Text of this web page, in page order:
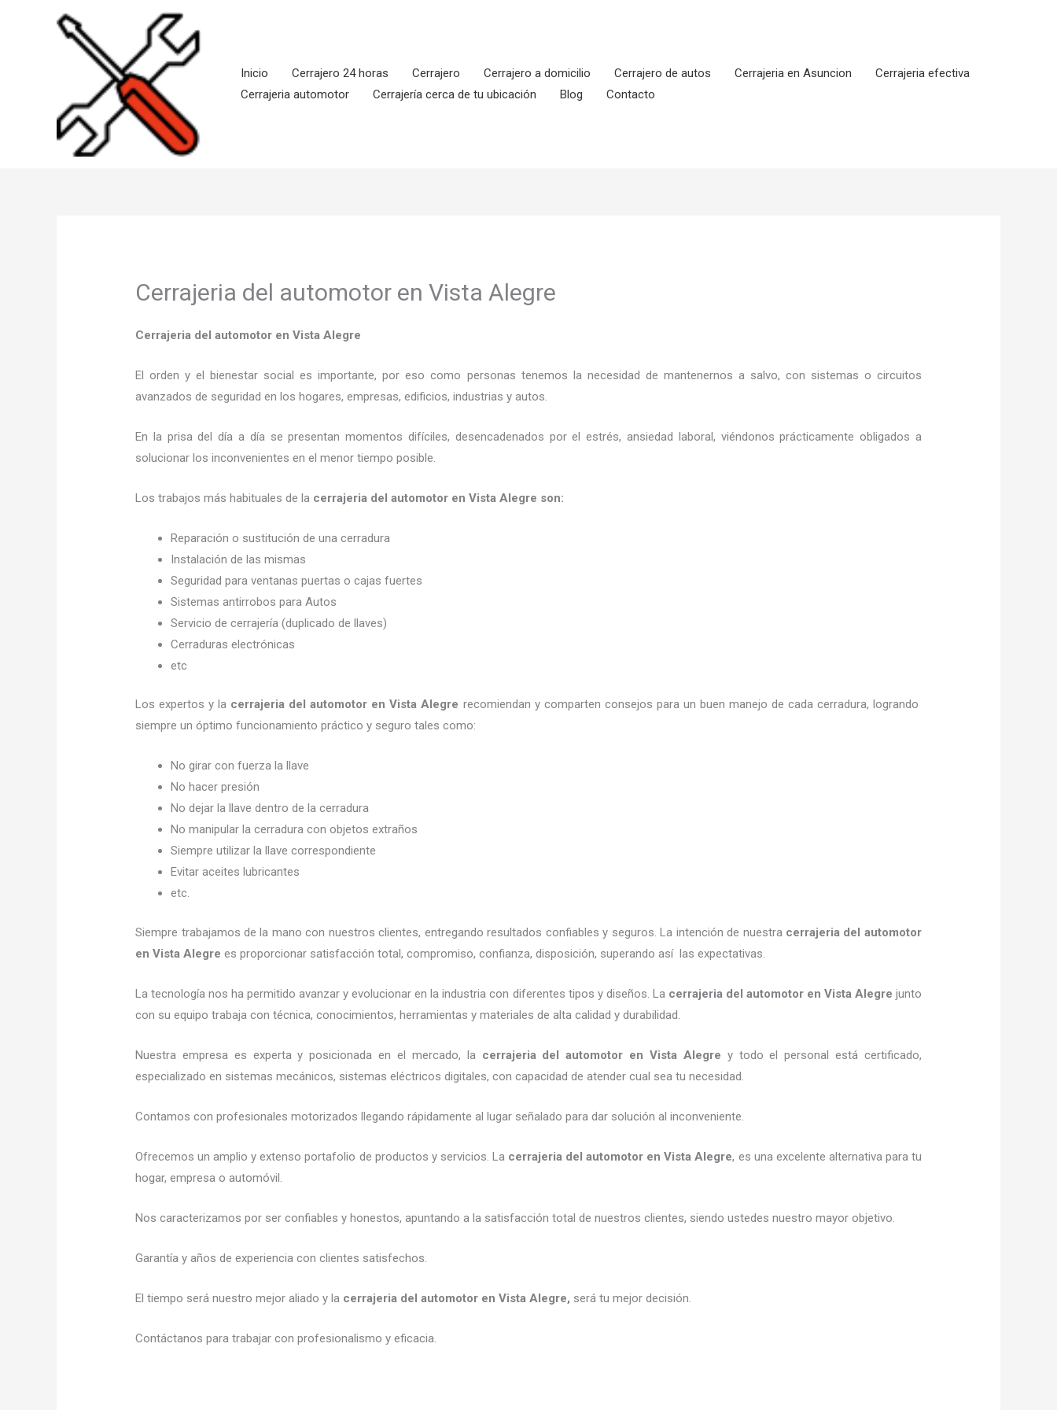
Inicio
Cerrajero 24 horas Cerrajero Cerrajero a domicilio Cerrajero de autos Cerrajeria en Asuncion
Cerrajeria efectiva
Cerrajeria automotor
Cerrajería cerca de tu ubicación Blog Contacto
Cerrajeria del automotor en Vista Alegre
Cerrajeria del automotor en Vista Alegre
El orden y el bienestar social es importante, por eso como personas tenemos la necesidad de mantenernos a salvo, con sistemas o circuitos
avanzados de seguridad en los hogares, empresas, edificios, industrias y autos.
En la prisa del día a día se presentan momentos difíciles, desencadenados por el estrés, ansiedad laboral, viéndonos prácticamente obligados a
solucionar los inconvenientes en el menor tiempo posible.
Los trabajos más habituales de la cerrajeria del automotor en Vista Alegre son:
Reparación o sustitución de una cerradura
Instalación de las mismas
Seguridad para ventanas puertas o cajas fuertes
Sistemas antirrobos para Autos
Servicio de cerrajería (duplicado de llaves)
Cerraduras electrónicas
etc
Los expertos y la cerrajeria del automotor en Vista Alegre recomiendan y comparten consejos para un buen manejo de cada cerradura, logrando
siempre un óptimo funcionamiento práctico y seguro tales como:
No girar con fuerza la llave
No hacer presión
No dejar la llave dentro de la cerradura
No manipular la cerradura con objetos extraños
Siempre utilizar la llave correspondiente
Evitar aceites lubricantes
etc.
Siempre trabajamos de la mano con nuestros clientes, entregando resultados confiables y seguros. La intención de nuestra cerrajeria del automotor
en Vista Alegre es proporcionar satisfacción total, compromiso, confianza, disposición, superando así las expectativas.
La tecnología nos ha permitido avanzar y evolucionar en la industria con diferentes tipos y diseños. La cerrajeria del automotor en Vista Alegre junto
con su equipo trabaja con técnica, conocimientos, herramientas y materiales de alta calidad y durabilidad.
Nuestra empresa es experta y posicionada en el mercado, la cerrajeria del automotor en Vista Alegre y todo el personal está certificado,
especializado en sistemas mecánicos, sistemas eléctricos digitales, con capacidad de atender cual sea tu necesidad.
Contamos con profesionales motorizados llegando rápidamente al lugar señalado para dar solución al inconveniente.
Ofrecemos un amplio y extenso portafolio de productos y servicios. La cerrajeria del automotor en Vista Alegre, es una excelente alternativa para tu
hogar, empresa o automóvil.
Nos caracterizamos por ser confiables y honestos, apuntando a la satisfacción total de nuestros clientes, siendo ustedes nuestro mayor objetivo.
Garantía y años de experiencia con clientes satisfechos.
El tiempo será nuestro mejor aliado y la cerrajeria del automotor en Vista Alegre, será tu mejor decisión.
Contáctanos para trabajar con profesionalismo y eficacia.